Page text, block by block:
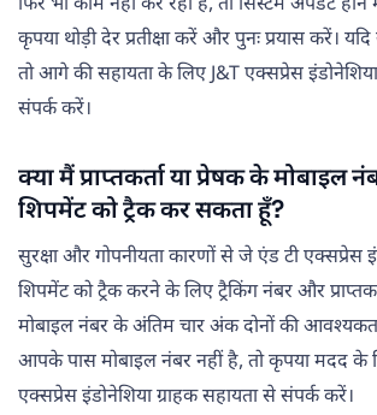
फिर भी काम नहीं कर रहा है, तो सिस्टम अपडेट होने
कृपया थोड़ी देर प्रतीक्षा करें और पुनः प्रयास करें।
तो आगे की सहायता के लिए J&T एक्सप्रेस
संपर्क करें।
क्या मैं प्राप्तकर्ता या प्रेषक के मोबाइल
शिपमेंट को ट्रैक कर सकता हूँ?
सुरक्षा और गोपनीयता कारणों से जे एंड टी एक्सप्रेस
शिपमेंट को ट्रैक करने के लिए ट्रैकिंग नंबर और
मोबाइल नंबर के अंतिम चार अंक दोनों की आवश्यकता
आपके पास मोबाइल नंबर नहीं है, तो कृपया मदद के
एक्सप्रेस इंडोनेशिया ग्राहक सहायता से संपर्क करें।